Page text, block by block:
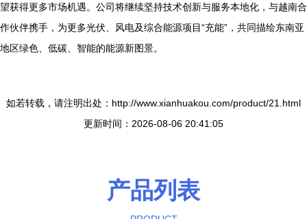
望获得更多市场机遇。公司将继续坚持技术创新与服务本地化，与越南合
作伙伴携手，为更多光伏、风电及综合能源项目“充能”，共同描绘东南亚
地区绿色、低碳、智能的能源新图景。
如若转载，请注明出处：http://www.xianhuakou.com/product/21.html
更新时间：2026-08-06 20:41:05
产品列表